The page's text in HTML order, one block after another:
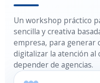
Un workshop práctico
sencilla y creativa
empresa, para generar
digitalizar la atención al
depender de agencias.